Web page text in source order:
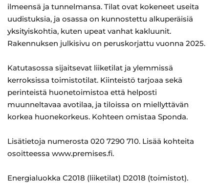
ilmeensä ja tunnelmansa. Tilat ovat kokeneet useita
uudistuksia, ja osassa on kunnostettu alkuperäisiä
yksityiskohtia, kuten upeat vanhat kakluunit.
Rakennuksen julkisivu on peruskorjattu vuonna 2025.
Katutasossa sijaitsevat liiketilat ja ylemmissä
kerroksissa toimistotilat. Kiinteistö tarjoaa sekä
perinteistä huonetoimistoa että helposti
muunneltavaa avotilaa, ja tiloissa on miellyttävän
korkea huonekorkeus. Kohteen omistaa Sponda.
Lisätietoja numerosta 020 7290 710. Lisää kohteita
osoitteessa www.premises.fi.
Energia­luokka C2018 (liiketilat) D2018 (toimistot).